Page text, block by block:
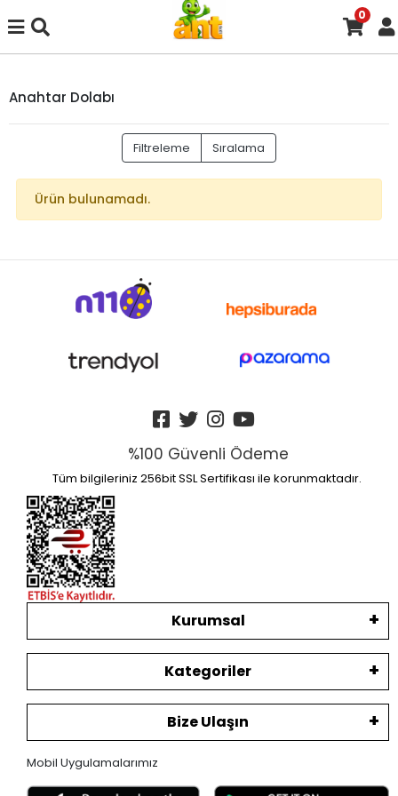
0
Anahtar Dolabı
Filtreleme Sıralama
Ürün bulunamadı.
%100 Güvenli Ödeme
Tüm bilgileriniz 256bit SSL Sertifikası ile korunmaktadır.
Kurumsal
Kategoriler
Bize Ulaşın
Mobil Uygulamalarımız